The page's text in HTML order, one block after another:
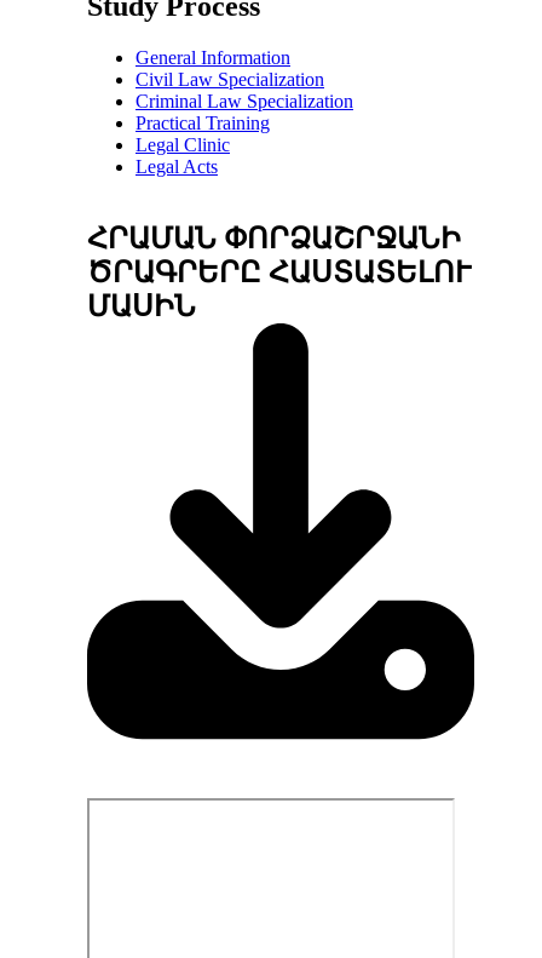
General Information
Civil Law Specialization
Criminal Law Specialization
Practical Training
Legal Clinic
Legal Acts
ՀՐԱՄԱՆ ՓՈՐՁԱՇՐՋԱՆԻ
ԾՐԱԳՐԵՐԸ ՀԱՍՏԱՏԵԼՈՒ
ՄԱՍԻՆ